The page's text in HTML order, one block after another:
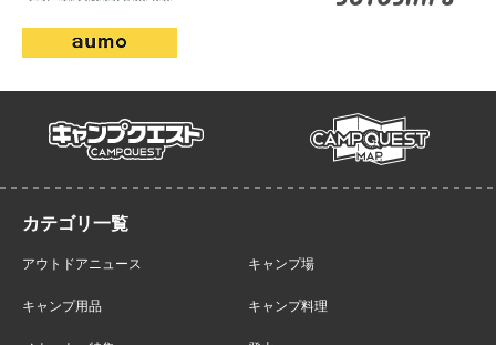
campquest campmap
アウトドアニュース キャンプ場
キャンプ用品 キャンプ料理